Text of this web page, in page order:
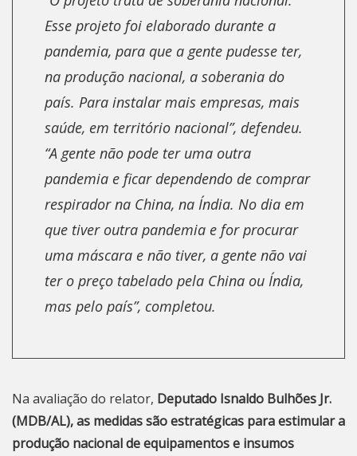
Esse projeto foi elaborado durante a
pandemia, para que a gente pudesse ter,
na produção nacional, a soberania do
país. Para instalar mais empresas, mais
saúde, em território nacional”, defendeu.
“A gente não pode ter uma outra
pandemia e ficar dependendo de comprar
respirador na China, na Índia. No dia em
que tiver outra pandemia e for procurar
uma máscara e não tiver, a gente não vai
ter o preço tabelado pela China ou Índia,
mas pelo país”, completou.
Na avaliação do relator, Deputado Isnaldo Bulhões Jr.
(MDB/AL), as medidas são estratégicas para estimular a
produção nacional de equipamentos e insumos